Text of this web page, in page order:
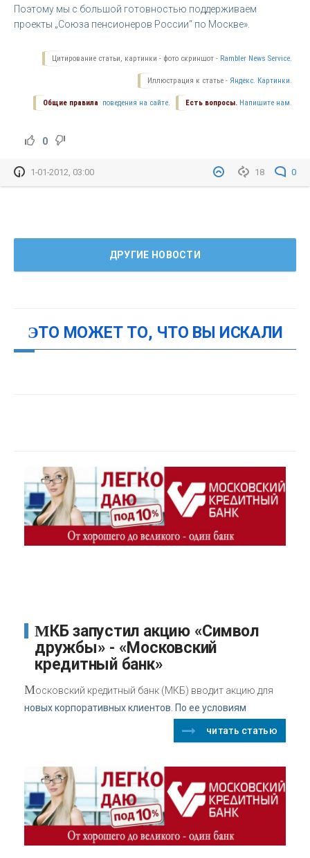
Поэтому мы с большой готовностью поддерживаем
проекты „Союза пенсионеров России“ по Москве».
Цитирование статьи, картинки - фото скриншот - Rambler News Service.
Иллюстрация к статье - Яндекс. Картинки.
Есть вопросы. Напишите нам.
Общие правила поведения на сайте.
0
18 0
1-01-2012, 03:00
ДРУГИЕ НОВОСТИ
ЭТО МОЖЕТ ТО, ЧТО ВЫ ИСКАЛИ
МКБ запустил акцию «Символ
дружбы» - «Московский
кредитный банк»
Московский кредитный банк (МКБ) вводит акцию для
новых корпоративных клиентов. По ее условиям
читать статью